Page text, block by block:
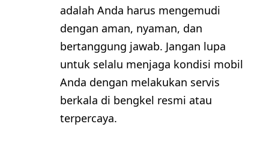
adalah Anda harus mengemudi
dengan aman, nyaman, dan
bertanggung jawab. Jangan lupa
untuk selalu menjaga kondisi mobil
Anda dengan melakukan servis
berkala di bengkel resmi atau
terpercaya.